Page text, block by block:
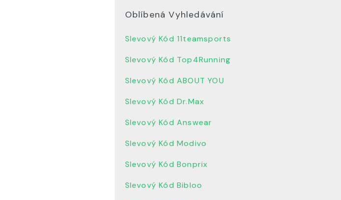
Oblíbená Vyhledávání
Slevový Kód 11teamsports
Slevový Kód Top4Running
Slevový Kód ABOUT YOU
Slevový Kód Dr.Max
Slevový Kód Answear
Slevový Kód Modivo
Slevový Kód Bonprix
Slevový Kód Bibloo